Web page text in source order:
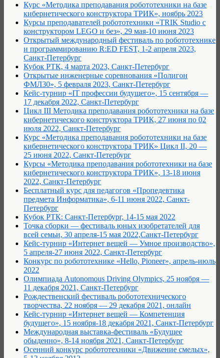
Курс «Методика преподавания робототехники на базе
кибернетического конструктора ТРИК», ноябрь 2023
Курсы преподавателей робототехники «TRIK Studio с
конструктором LEGO и без», 29 мая-10 июня 2023
Открытый международный фестиваль по робототехнике
и программированию R:ED FEST, 1-2 апреля 2023,
Санкт-Петербург
Кубок РТК, 4 марта 2023, Санкт-Петербург
Открытые инженерные соревнования «Полигон
ФМЛ30», 5 февраля 2023, Санкт-Петербург
Кейс-турнир «IT профессии будущего», 15 сентября —
17 декабря 2022, Санкт-Петербург
Цикл III Методика преподавания робототехники на базе
кибернетического конструктора ТРИК, 27 июня по 02
июля 2022, Санкт-Петербург
Курс «Методика преподавания робототехники на базе
кибернетического конструктора ТРИК» Цикл II, 20 —
25 июня 2022, Санкт-Петербург
Курсы «Методика преподавания робототехники на базе
кибернетического конструктора ТРИК», 13-18 июня
2022, Санкт-Петербург
Бесплатный курс для педагогов «Пропедевтика
предмета Информатика», 6-11 июня 2022, Санкт-
Петербург
Кубок РТК: Санкт-Петербург, 14-15 мая 2022
Точка сборки — фестиваль юных изобретателей для
всей семьи, 30 апреля-15 мая 2022,Санкт-Петербург
Кейс-турнир «Интернет вещей — Умное производство»,
5 апреля-27 июня 2022, Санкт-Петербург
Конкурс по робототехнике «Hello, Pioneer», апрель-июль
2022
Олимпиада Autonomous Driving Olympics, 25 ноября —
11 декабря 2021, Санкт-Петербург
Рождественский фестиваль робототехнического
творчества, 22 ноября — 29 декабря 2021, онлайн
Кейс-турнир «Интернет вещей — Компетенция
будущего», 15 ноября-18 декабря 2021, Санкт-Петербург
Международная выставка-фестиваль «Будущее
обыденно», 8-14 ноября 2021, Санкт-Петербург
Осенний конкурс робототехники «Движение смелых»,